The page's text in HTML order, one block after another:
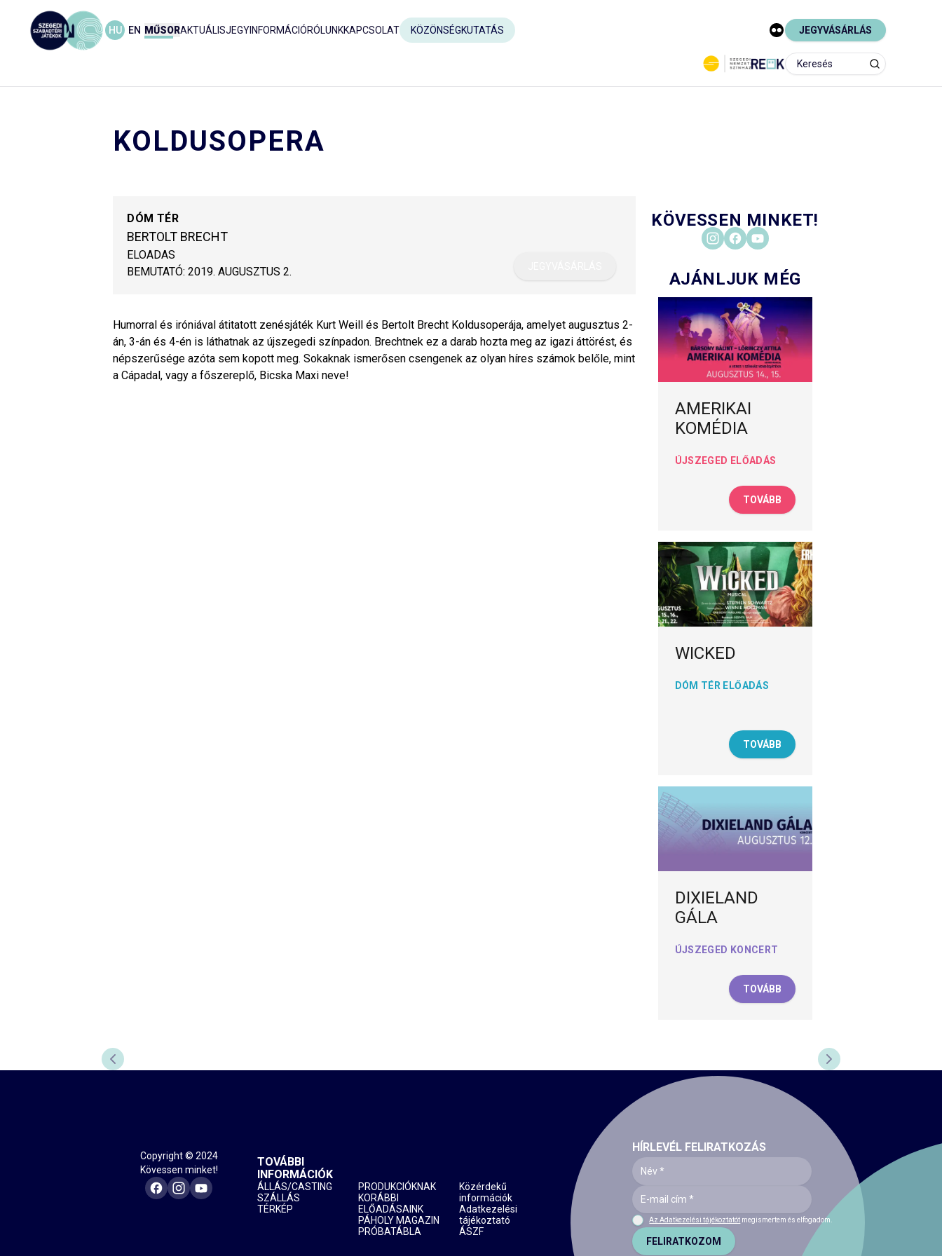
HU EN MŰSORAKTUÁLISJEGYINFORMÁCIÓRÓLUNKKAPCSOLAT KÖZÖNSÉGKUTATÁS JEGYVÁSÁRLÁS
KOLDUSOPERA
DÓM TÉR
BERTOLT BRECHT
ELOADAS
BEMUTATÓ: 2019. AUGUSZTUS 2.
Humorral és iróniával átitatott zenésjáték Kurt Weill és Bertolt Brecht Koldusoperája, amelyet augusztus 2-
án, 3-án és 4-én is láthatnak az újszegedi színpadon. Brechtnek ez a darab hozta meg az igazi áttörést, és
népszerűsége azóta sem kopott meg. Sokaknak ismerősen csengenek az olyan híres számok belőle, mint
a Cápadal, vagy a főszereplő, Bicska Maxi neve!
KÖVESSEN MINKET!
AJÁNLJUK MÉG
AMERIKAI
KOMÉDIA
ÚJSZEGED ELŐADÁS
TOVÁBB
WICKED
DÓM TÉR ELŐADÁS
TOVÁBB
DIXIELAND
GÁLA
ÚJSZEGED KONCERT
TOVÁBB
ELŐZŐ DIA KÖVETKEZŐ DIA
Copyright © 2024
Kövessen minket!
TOVÁBBI
INFORMÁCIÓK
ÁLLÁS/CASTING
SZÁLLÁS
TÉRKÉP
PRODUKCIÓKNAK
KORÁBBI
ELŐADÁSAINK
PÁHOLY MAGAZIN
PRÓBATÁBLA
Közérdekű
információk
Adatkezelési
tájékoztató
ÁSZF
HÍRLEVÉL FELIRATKOZÁS
Az Adatkezelési tájékoztatót megismertem és elfogadom.
FELIRATKOZOM